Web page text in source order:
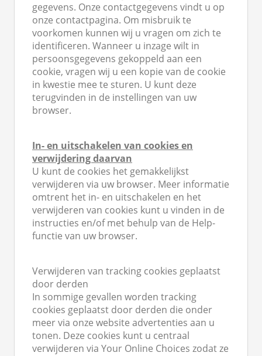
gegevens. Onze contactgegevens vindt u op
onze contactpagina. Om misbruik te
voorkomen kunnen wij u vragen om zich te
identificeren. Wanneer u inzage wilt in
persoonsgegevens gekoppeld aan een
cookie, vragen wij u een kopie van de cookie
in kwestie mee te sturen. U kunt deze
terugvinden in de instellingen van uw
browser.
In- en uitschakelen van cookies en
verwijdering daarvan
U kunt de cookies het gemakkelijkst
verwijderen via uw browser. Meer informatie
omtrent het in- en uitschakelen en het
verwijderen van cookies kunt u vinden in de
instructies en/of met behulp van de Help-
functie van uw browser.
Verwijderen van tracking cookies geplaatst
door derden
In sommige gevallen worden tracking
cookies geplaatst door derden die onder
meer via onze website advertenties aan u
tonen. Deze cookies kunt u centraal
verwijderen via Your Online Choices zodat ze